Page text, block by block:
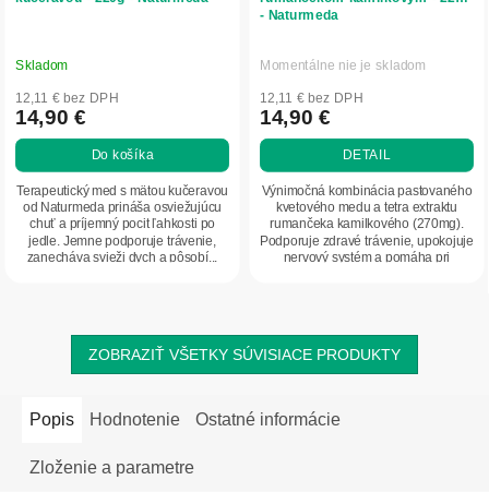
Skladom
12,11 € bez DPH
14,90 €
Do košíka
Terapeutický med s mätou kučeravou
od Naturmeda prináša osviežujúcu
chuť a príjemný pocit ľahkosti po
jedle. Jemne podporuje trávenie,
zanecháva svieži dych a pôsobí...
- Naturmeda
Momentálne nie je skladom
12,11 € bez DPH
14,90 €
DETAIL
Výnimočná kombinácia pastovaného
kvetového medu a tetra extraktu
rumančeka kamilkového (270mg).
Podporuje zdravé trávenie, upokojuje
nervový systém a pomáha pri
ZOBRAZIŤ VŠETKY SÚVISIACE PRODUKTY
Popis Hodnotenie Ostatné informácie
Zloženie a parametre